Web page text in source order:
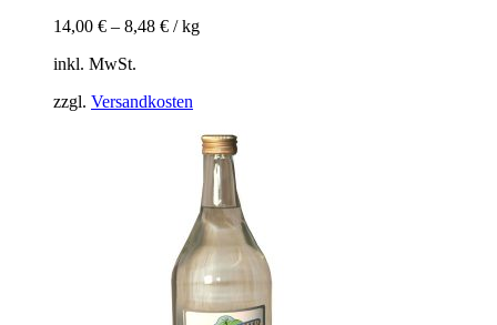
14,00 € – 8,48 € /kg
inkl. MwSt.
zzgl. Versandkosten